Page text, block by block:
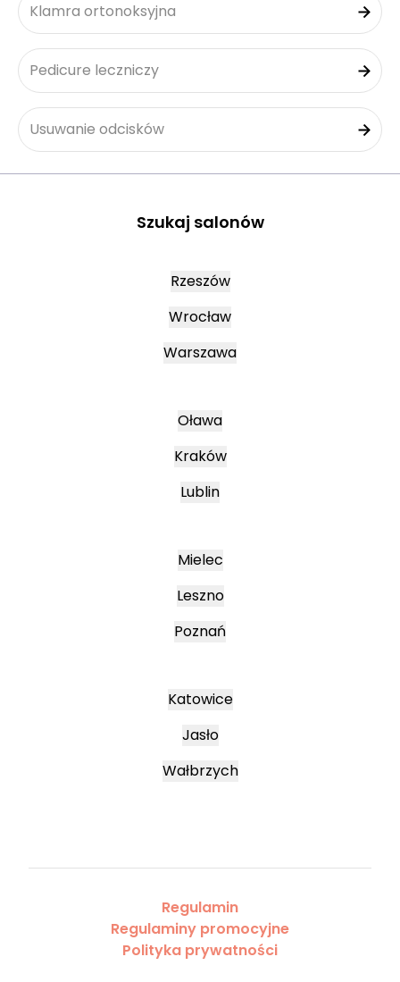
Klamra ortonoksyjna
Pedicure leczniczy
Usuwanie odcisków
Szukaj salonów
Rzeszów
Wrocław
Warszawa
Oława
Kraków
Lublin
Mielec
Leszno
Poznań
Katowice
Jasło
Wałbrzych
Regulamin
Regulaminy promocyjne
Polityka prywatności